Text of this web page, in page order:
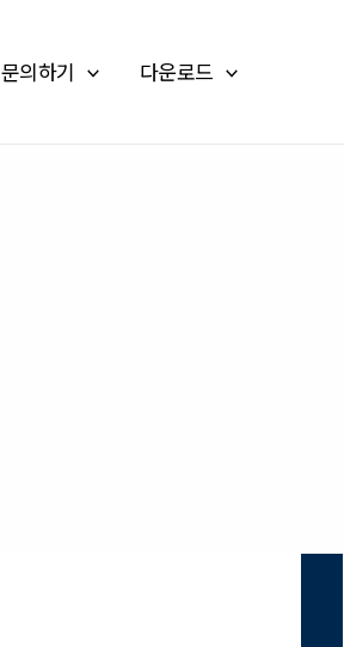
문의하기 다운로드